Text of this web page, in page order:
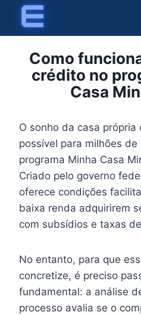
content
Como
crédito no
Casa
O sonho da casa própria
possível para milhões
programa Minha Casa
Criado pelo governo
oferece condições
baixa renda adquirirem
com subsídios e taxas
No entanto, para que
concretize, é preciso
fundamental: a análise
processo avalia se o